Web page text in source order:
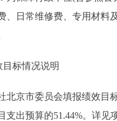
、日常维修费、专用材料
标情况说明
京市委员会填报绩效目标
支出预算的51.44%。详见